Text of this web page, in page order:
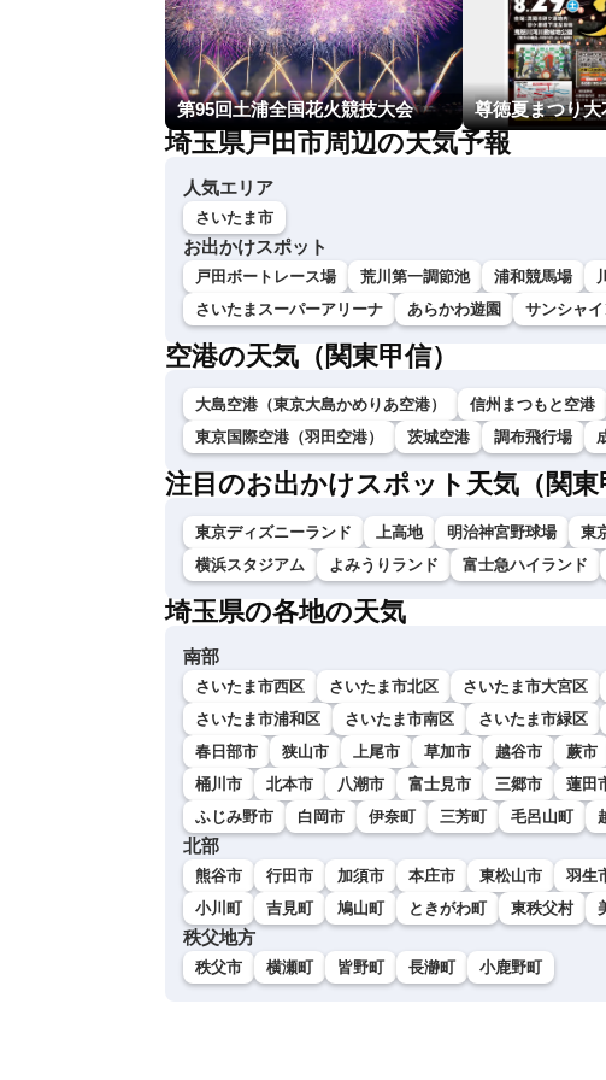
第95回土浦全国花火競技大会 尊徳夏まつり大
埼玉県戸田市周辺の天気予報
人気エリア
さいたま市
お出かけスポット
戸田ボートレース場 荒川第一調節池 浦和競馬場
さいたまスーパーアリーナ
あらかわ遊園 サンシャ
空港の天気（関東甲信）
大島空港（東京大島かめりあ空港） 信州まつもと空港
東京国際空港（羽田空港）
茨城空港 調布飛行場
注目のお出かけスポット天気（関東
東京ディズニーランド 上高地 明治神宮野球場 東
横浜スタジアム
よみうりランド 富士急ハイランド
埼玉県の各地の天気
南部
さいたま市西区 さいたま市北区 さいたま市大宮区
さいたま市浦和区
さいたま市南区 さいたま市緑区
春日部市
狭山市 上尾市 草加市 越谷市 蕨市
桶川市
北本市 八潮市 富士見市 三郷市 蓮田
ふじみ野市
白岡市 伊奈町 三芳町 毛呂山町
北部
熊谷市 行田市 加須市 本庄市 東松山市 羽生
小川町
吉見町 鳩山町 ときがわ町 東秩父村
秩父地方
秩父市 横瀬町 皆野町 長瀞町 小鹿野町